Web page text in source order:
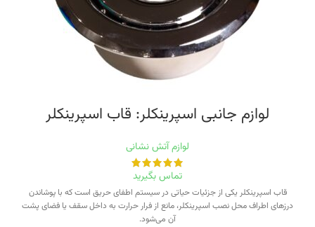
لوازم جانبی اسپرینکلر: قاب اسپرینکلر
لوازم آتش نشانی
تماس بگیرید
قاب اسپرینکلر یکی از جزئیات حیاتی در سیستم اطفای حریق است که با پوشاندن
درزهای اطراف محل نصب اسپرینکلر، مانع از فرار حرارت به داخل سقف یا فضای پشت
آن می‌شود.